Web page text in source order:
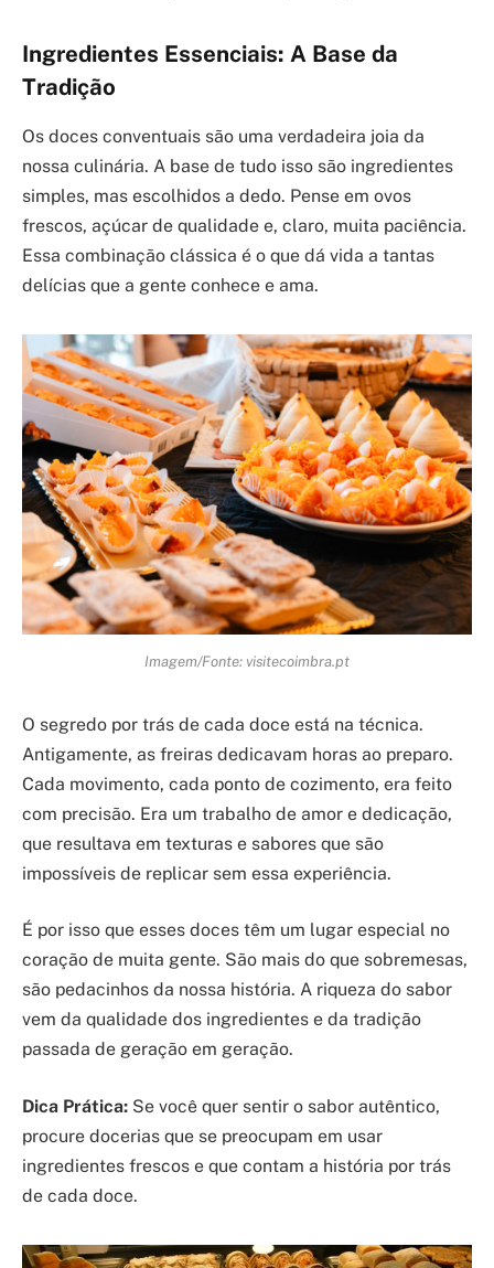
Ingredientes Essenciais: A Base da
Tradição
Os doces conventuais são uma verdadeira joia da
nossa culinária. A base de tudo isso são ingredientes
simples, mas escolhidos a dedo. Pense em ovos
frescos, açúcar de qualidade e, claro, muita paciência.
Essa combinação clássica é o que dá vida a tantas
delícias que a gente conhece e ama.
Imagem/Fonte: visitecoimbra.pt
O segredo por trás de cada doce está na técnica.
Antigamente, as freiras dedicavam horas ao preparo.
Cada movimento, cada ponto de cozimento, era feito
com precisão. Era um trabalho de amor e dedicação,
que resultava em texturas e sabores que são
impossíveis de replicar sem essa experiência.
É por isso que esses doces têm um lugar especial no
coração de muita gente. São mais do que sobremesas,
são pedacinhos da nossa história. A riqueza do sabor
vem da qualidade dos ingredientes e da tradição
passada de geração em geração.
Dica Prática: Se você quer sentir o sabor autêntico,
procure docerias que se preocupam em usar
ingredientes frescos e que contam a história por trás
de cada doce.